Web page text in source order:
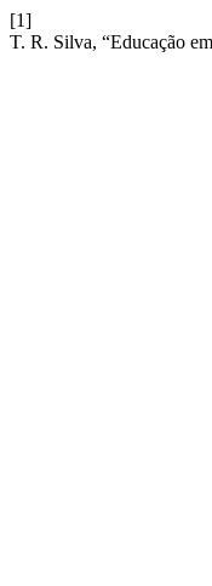
[1]
T. R. Silva, “Educação